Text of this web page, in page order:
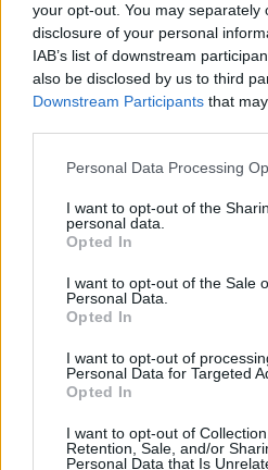
your opt-out. You may separately
disclosure of your personal
IAB’s list of downstream
also be disclosed by us to third
Downstream Participants that
Personal Data Processing
I want to opt-out of the
personal data.
Opted In
I want to opt-out of the Sale
Personal Data.
Opted In
I want to opt-out of
Personal Data for Targeted
Opted In
I want to opt-out of
Retention, Sale, and/or
Personal Data that Is
ΔΙΑΦΗΜΙΣΗ